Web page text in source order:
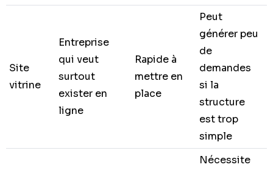
Site
vitrine
Entreprise
qui veut
surtout
exister en
ligne
Rapide à
mettre en
place
Peut
générer peu
de
demandes
si la
structure
est trop
simple
Nécessite